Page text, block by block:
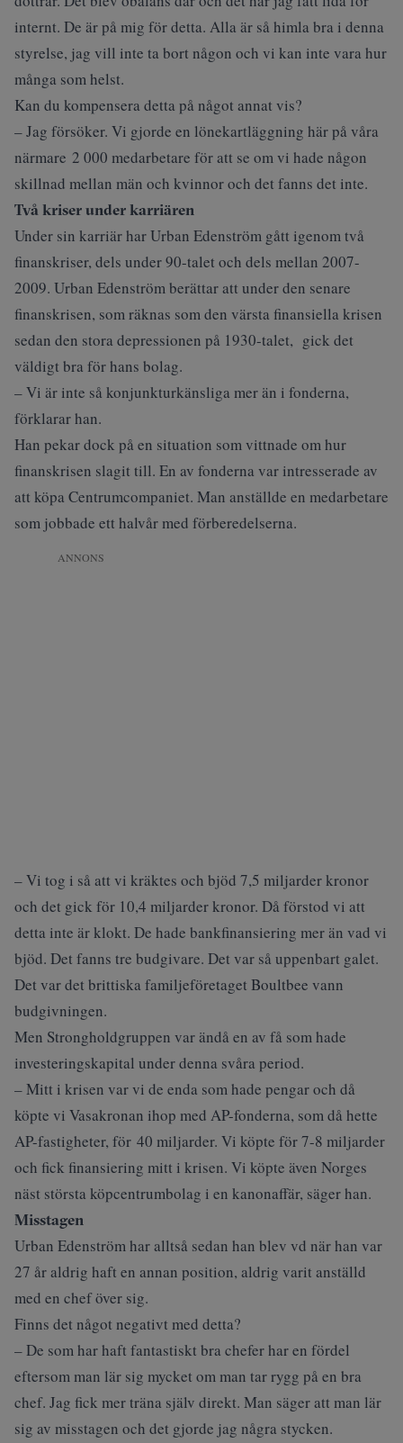
internt. De är på mig för detta. Alla är så himla bra i denna
styrelse, jag vill inte ta bort någon och vi kan inte vara hur
många som helst.
Kan du kompensera detta på något annat vis?
– Jag försöker. Vi gjorde en lönekartläggning här på våra
närmare 2 000 medarbetare för att se om vi hade någon
skillnad mellan män och kvinnor och det fanns det inte.
Två kriser under karriären
Under sin karriär har Urban Edenström gått igenom två
finanskriser, dels under 90-talet och dels mellan 2007-
2009. Urban Edenström berättar att under den senare
finanskrisen, som räknas som den värsta finansiella krisen
sedan den stora depressionen på 1930-talet, gick det
väldigt bra för hans bolag.
– Vi är inte så konjunkturkänsliga mer än i fonderna,
förklarar han.
Han pekar dock på en situation som vittnade om hur
finanskrisen slagit till. En av fonderna var intresserade av
att köpa Centrumcompaniet. Man anställde en medarbetare
som jobbade ett halvår med förberedelserna.
ANNONS
– Vi tog i så att vi kräktes och bjöd 7,5 miljarder kronor
och det gick för 10,4 miljarder kronor. Då förstod vi att
detta inte är klokt. De hade bankfinansiering mer än vad vi
bjöd. Det fanns tre budgivare. Det var så uppenbart galet.
Det var det brittiska familjeföretaget Boultbee vann
budgivningen.
Men Strongholdgruppen var ändå en av få som hade
investeringskapital under denna svåra period.
– Mitt i krisen var vi de enda som hade pengar och då
köpte vi Vasakronan ihop med AP-fonderna, som då hette
AP-fastigheter, för 40 miljarder. Vi köpte för 7-8 miljarder
och fick finansiering mitt i krisen. Vi köpte även Norges
näst största köpcentrumbolag i en kanonaffär, säger han.
Misstagen
Urban Edenström har alltså sedan han blev vd när han var
27 år aldrig haft en annan position, aldrig varit anställd
med en chef över sig.
Finns det något negativt med detta?
– De som har haft fantastiskt bra chefer har en fördel
eftersom man lär sig mycket om man tar rygg på en bra
chef. Jag fick mer träna själv direkt. Man säger att man lär
sig av misstagen och det gjorde jag några stycken.